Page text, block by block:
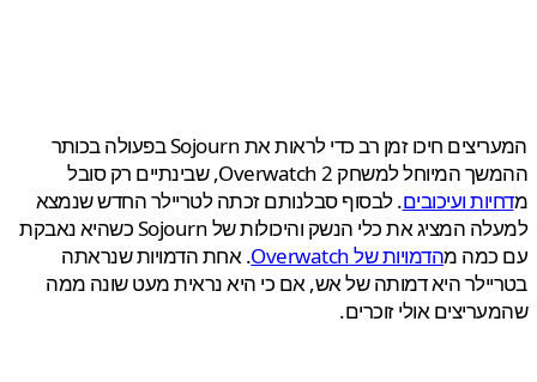
המעריצים חיכו זמן רב כדי לראות את Sojourn בפעולה בכותר
ההמשך המיוחל למשחק Overwatch 2, שבינתיים רק סובל
ועיכובים. לבסוף סבלנותם זכתה לטריילר החדש שנמצא
למעלה המציג את כלי הנשק והיכולות של Sojourn כשהיא נאבקת
מהדמויות של Overwatch
. אחת הדמויות שנראתה
היא דמותה של אש, אם כי היא נראית מעט שונה ממה
אולי זוכרים.